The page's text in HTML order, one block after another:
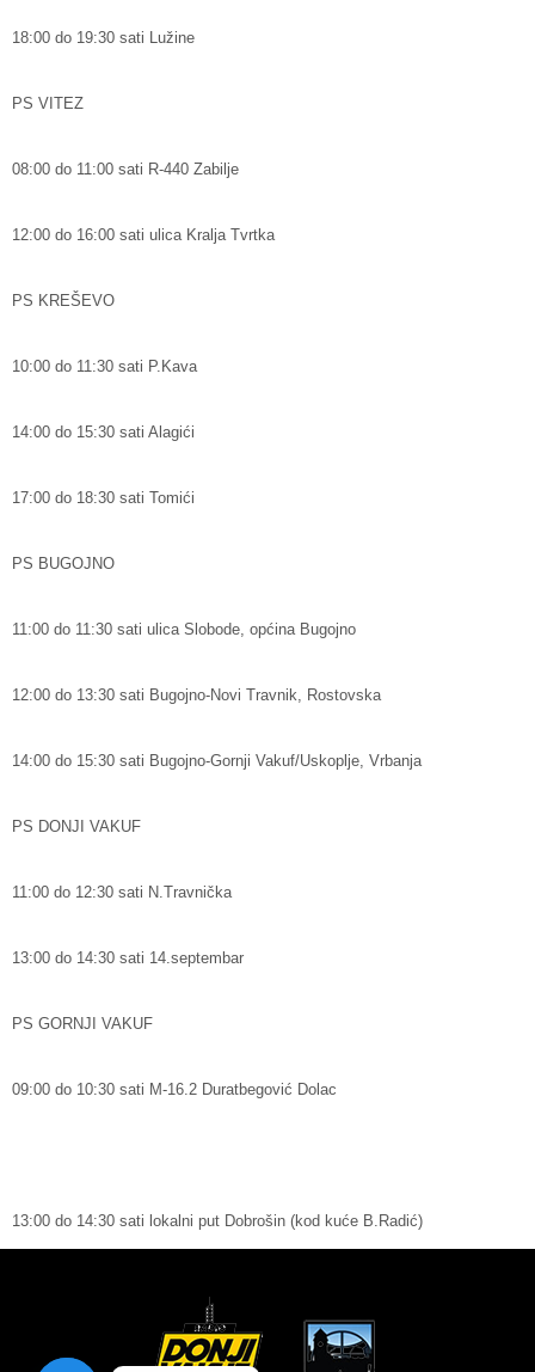
18:00 do 19:30 sati Lužine
PS VITEZ
08:00 do 11:00 sati R-440 Zabilje
12:00 do 16:00 sati ulica Kralja Tvrtka
PS KREŠEVO
10:00 do 11:30 sati P.Kava
14:00 do 15:30 sati Alagići
17:00 do 18:30 sati Tomići
PS BUGOJNO
11:00 do 11:30 sati ulica Slobode, općina Bugojno
12:00 do 13:30 sati Bugojno-Novi Travnik, Rostovska
14:00 do 15:30 sati Bugojno-Gornji Vakuf/Uskoplje, Vrbanja
PS DONJI VAKUF
11:00 do 12:30 sati N.Travnička
13:00 do 14:30 sati 14.septembar
PS GORNJI VAKUF
09:00 do 10:30 sati M-16.2 Duratbegović Dolac
13:00 do 14:30 sati lokalni put Dobrošin (kod kuće B.Radić)